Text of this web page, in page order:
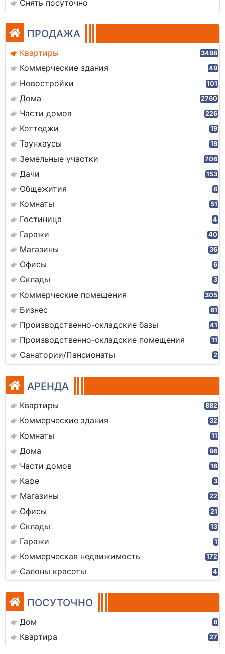
Снять посуточно
ПРОДАЖА
Квартиры 3498
Коммерческие здания 49
Новостройки 101
Дома 2760
Части домов 226
Коттеджи 19
Таунхаусы 19
Земельные участки 706
Дачи 153
Общежития 8
Комнаты 51
Гостиница 4
Гаражи 40
Магазины 36
Офисы 6
Склады 3
Коммерческие помещения 305
Бизнес 61
Производственно-складские базы 41
Производственно-складские помещения 11
Санатории/Пансионаты 2
АРЕНДА
Квартиры 882
Коммерческие здания 32
Комнаты 11
Дома 96
Части домов 16
Кафе 3
Магазины 22
Офисы 21
Склады 13
Гаражи 1
Коммерческая недвижимость 172
Салоны красоты 4
ПОСУТОЧНО
Дом 8
Квартира 27